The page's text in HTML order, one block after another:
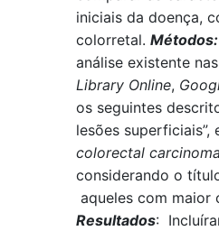
iniciais da doença,
colorretal. Métodos:
análise existente
Library Online,
os seguintes
lesões superficiais”,
colorectal
considerando o
aqueles com maior
Resultados: